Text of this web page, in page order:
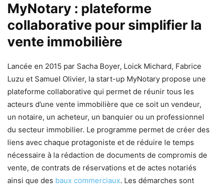
MyNotary : plateforme
collaborative pour simplifier la
vente immobilière
Lancée en 2015 par Sacha Boyer, Loick Michard, Fabrice
Luzu et Samuel Olivier, la start-up MyNotary propose une
plateforme collaborative qui permet de réunir tous les
acteurs d’une vente immobilière que ce soit un vendeur,
un notaire, un acheteur, un banquier ou un professionnel
du secteur immobilier. Le programme permet de créer des
liens avec chaque protagoniste et de réduire le temps
nécessaire à la rédaction de documents de compromis de
vente, de contrats de réservations et de actes notariés
ainsi que des baux commerciaux. Les démarches sont